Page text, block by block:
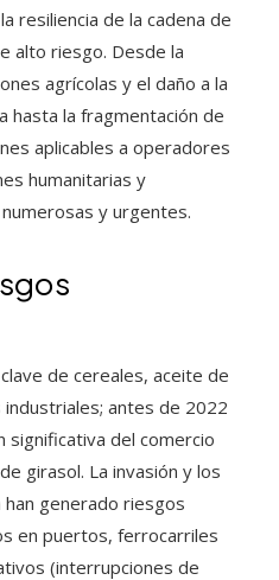
resiliencia de la cadena de
alto riesgo. Desde la
agrícolas y el daño a la
hasta la fragmentación de
aplicables a operadores
humanitarias y
y urgentes.
de cereales, aceite de
antes de 2022
significativa del comercio
girasol. La invasión y los
generado riesgos
en puertos, ferrocarriles
(interrupciones de